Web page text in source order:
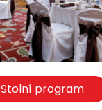
Stolní program